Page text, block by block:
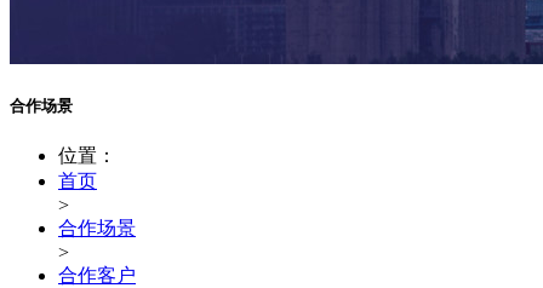
合作场景
位置：
首页
>
合作场景
>
合作客户